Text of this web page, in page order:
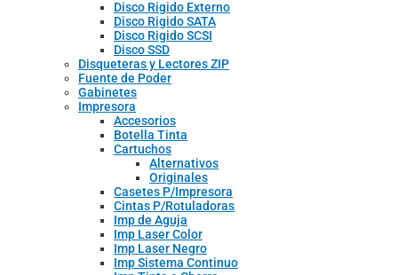
Disco Rigido Externo
Disco Rigido SATA
Disco Rigido SCSI
Disco SSD
Disqueteras y Lectores ZIP
Fuente de Poder
Gabinetes
Impresora
Accesorios
Botella Tinta
Cartuchos
Alternativos
Originales
Casetes P/Impresora
Cintas P/Rotuladoras
Imp de Aguja
Imp Laser Color
Imp Laser Negro
Imp Sistema Continuo